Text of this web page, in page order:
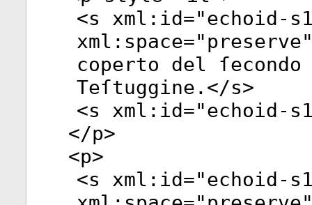
<s xml:id="echoid-
xml:space="preserve
coperto del
Teſtuggine.</s>
<s xml:id="echoid-
</p>
<p>
<s xml:id="echoid-